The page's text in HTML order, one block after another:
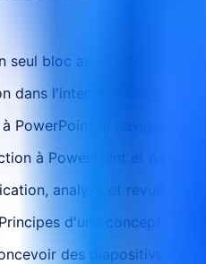
bloc au lieu de créer
dans l'interface Comprendre
PowerPoint et navigation
à PowerPoint et
analyse et revue
d'une conception
des diapositives